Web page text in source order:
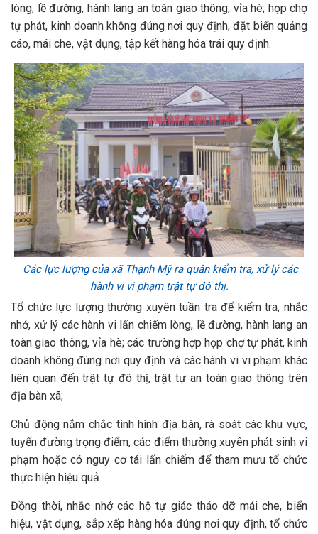
lòng, lề đường, hành lang an toàn giao thông, vỉa hè; họp chợ
tự phát, kinh doanh không đúng nơi quy định, đặt biển quảng
cáo, mái che, vật dụng, tập kết hàng hóa trái quy định.
Các lực lượng của xã Thạnh Mỹ ra quân kiểm tra, xử lý các
hành vi vi phạm trật tự đô thị.
Tổ chức lực lượng thường xuyên tuần tra để kiểm tra, nhắc
nhở, xử lý các hành vi lấn chiếm lòng, lề đường, hành lang an
toàn giao thông, vỉa hè; các trường hợp họp chợ tự phát, kinh
doanh không đúng nơi quy định và các hành vi vi phạm khác
liên quan đến trật tự đô thị, trật tự an toàn giao thông trên
địa bàn xã;
Chủ động nắm chắc tình hình địa bàn, rà soát các khu vực,
tuyến đường trọng điểm, các điểm thường xuyên phát sinh vi
phạm hoặc có nguy cơ tái lấn chiếm để tham mưu tổ chức
thực hiện hiệu quả.
Đồng thời, nhắc nhở các hộ tự giác tháo dỡ mái che, biển
hiệu, vật dụng, sắp xếp hàng hóa đúng nơi quy định, tổ chức